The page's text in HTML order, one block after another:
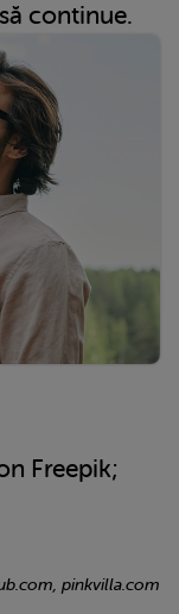
continue.
Freepik;
pinkvilla.com